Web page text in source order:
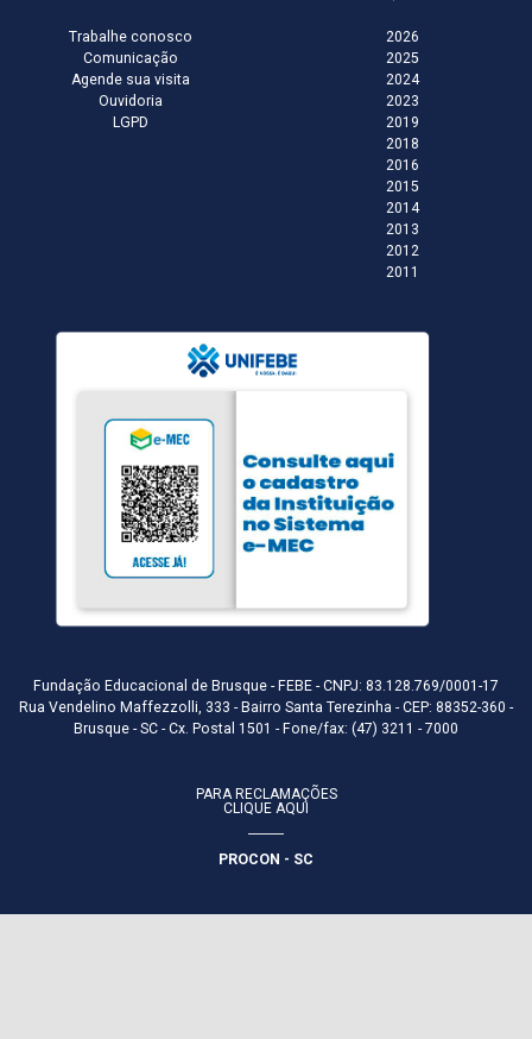
Trabalhe conosco
Comunicação
Agende sua visita
Ouvidoria
LGPD
2026
2025
2024
2023
2019
2018
2016
2015
2014
2013
2012
2011
Fundação Educacional de Brusque - FEBE - CNPJ: 83.128.769/0001-17
Rua Vendelino Maffezzolli, 333 - Bairro Santa Terezinha - CEP: 88352-360 -
Brusque - SC - Cx. Postal 1501 - Fone/fax: (47) 3211 - 7000
PARA RECLAMAÇÕES
CLIQUE AQUI
PROCON - SC